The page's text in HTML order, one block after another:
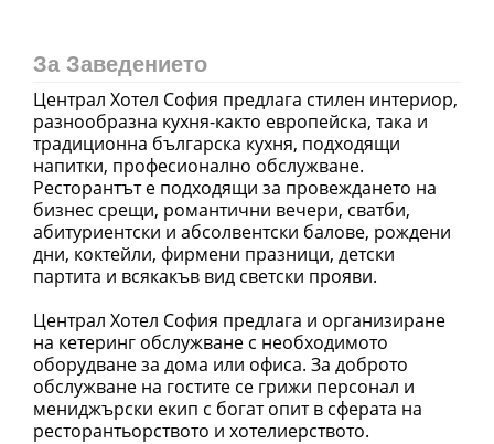
За Заведението
Централ Хотел София предлага стилен интериор,
разнообразна кухня-както европейска, така и
традиционна българска кухня, подходящи
напитки, професионално обслужване.
Ресторантът е подходящи за провеждането на
бизнес срещи, романтични вечери, сватби,
абитуриентски и абсолвентски балове, рождени
дни, коктейли, фирмени празници, детски
партита и всякакъв вид светски прояви.
Централ Хотел София предлага и организиране
на кетеринг обслужване с необходимото
оборудване за дома или офиса. За доброто
обслужване на гостите се грижи персонал и
мениджърски екип с богат опит в сферата на
ресторантьорството и хотелиерството.